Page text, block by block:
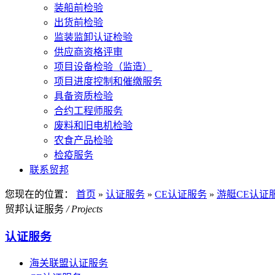
装船前检验
出货前检验
监装监卸认证检验
供应商资格评审
项目设备检验（监造）
项目进度控制和催缴服务
具备资质检验
合约工程师服务
废料和旧电机检验
农食产品检验
检疫服务
联系贸邦
您现在的位置： 首页 » 认证服务 » CE认证服务 » 游艇CE认证
贸邦认证服务 / Projects
认证服务
海关联盟认证服务